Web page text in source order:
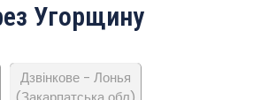
Угорщину
Дзвінкове - Лонья